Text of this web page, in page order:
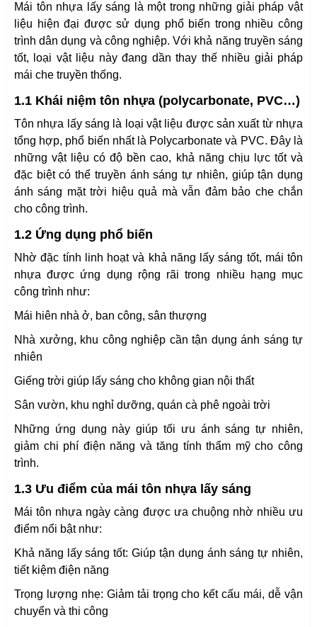
Mái tôn nhựa lấy sáng là một trong những giải pháp vật
liệu hiện đại được sử dụng phổ biến trong nhiều công
trình dân dụng và công nghiệp. Với khả năng truyền sáng
tốt, loại vật liệu này đang dần thay thế nhiều giải pháp
mái che truyền thống.
1.1 Khái niệm tôn nhựa (polycarbonate, PVC…)
Tôn nhựa lấy sáng là loại vật liệu được sản xuất từ nhựa
tổng hợp, phổ biến nhất là Polycarbonate và PVC. Đây là
những vật liệu có độ bền cao, khả năng chịu lực tốt và
đặc biệt có thể truyền ánh sáng tự nhiên, giúp tận dụng
ánh sáng mặt trời hiệu quả mà vẫn đảm bảo che chắn
cho công trình.
1.2 Ứng dụng phổ biến
Nhờ đặc tính linh hoạt và khả năng lấy sáng tốt, mái tôn
nhựa được ứng dụng rộng rãi trong nhiều hạng mục
công trình như:
Mái hiên nhà ở, ban công, sân thượng
Nhà xưởng, khu công nghiệp cần tận dụng ánh sáng tự
nhiên
Giếng trời giúp lấy sáng cho không gian nội thất
Sân vườn, khu nghỉ dưỡng, quán cà phê ngoài trời
Những ứng dụng này giúp tối ưu ánh sáng tự nhiên,
giảm chi phí điện năng và tăng tính thẩm mỹ cho công
trình.
1.3 Ưu điểm của mái tôn nhựa lấy sáng
Mái tôn nhựa ngày càng được ưa chuộng nhờ nhiều ưu
điểm nổi bật như:
Khả năng lấy sáng tốt: Giúp tận dụng ánh sáng tự nhiên,
tiết kiệm điện năng
Trọng lượng nhẹ: Giảm tải trọng cho kết cấu mái, dễ vận
chuyển và thi công